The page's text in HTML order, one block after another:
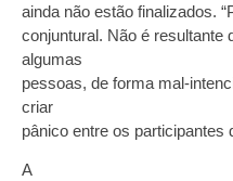
ainda não estão finalizados.
conjuntural. Não é resultante
algumas
pessoas, de forma mal-
criar
pânico entre os participantes
A